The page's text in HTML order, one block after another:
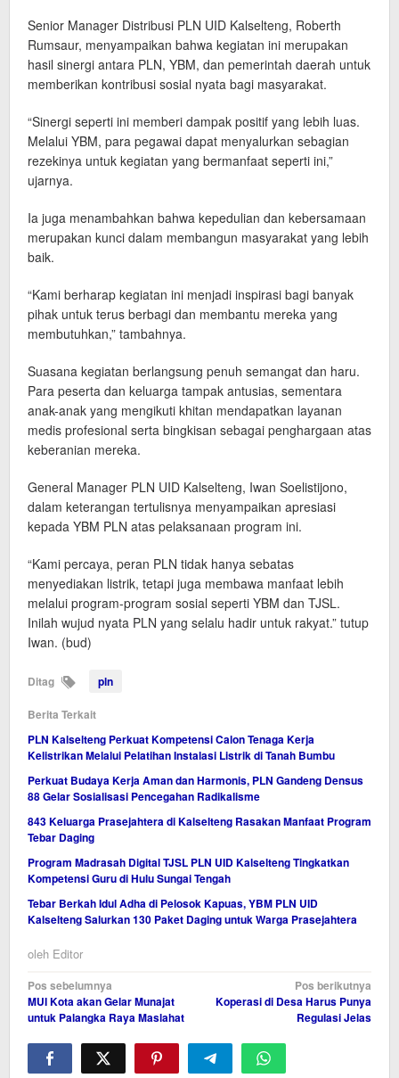
Senior Manager Distribusi PLN UID Kalselteng, Roberth
Rumsaur, menyampaikan bahwa kegiatan ini merupakan
hasil sinergi antara PLN, YBM, dan pemerintah daerah untuk
memberikan kontribusi sosial nyata bagi masyarakat.
“Sinergi seperti ini memberi dampak positif yang lebih luas.
Melalui YBM, para pegawai dapat menyalurkan sebagian
rezekinya untuk kegiatan yang bermanfaat seperti ini,”
ujarnya.
Ia juga menambahkan bahwa kepedulian dan kebersamaan
merupakan kunci dalam membangun masyarakat yang lebih
baik.
“Kami berharap kegiatan ini menjadi inspirasi bagi banyak
pihak untuk terus berbagi dan membantu mereka yang
membutuhkan,” tambahnya.
Suasana kegiatan berlangsung penuh semangat dan haru.
Para peserta dan keluarga tampak antusias, sementara
anak-anak yang mengikuti khitan mendapatkan layanan
medis profesional serta bingkisan sebagai penghargaan atas
keberanian mereka.
General Manager PLN UID Kalselteng, Iwan Soelistijono,
dalam keterangan tertulisnya menyampaikan apresiasi
kepada YBM PLN atas pelaksanaan program ini.
“Kami percaya, peran PLN tidak hanya sebatas
menyediakan listrik, tetapi juga membawa manfaat lebih
melalui program-program sosial seperti YBM dan TJSL.
Inilah wujud nyata PLN yang selalu hadir untuk rakyat.” tutup
Iwan. (bud)
Ditag pln
Berita Terkait
PLN Kalselteng Perkuat Kompetensi Calon Tenaga Kerja
Kelistrikan Melalui Pelatihan Instalasi Listrik di Tanah Bumbu
Perkuat Budaya Kerja Aman dan Harmonis, PLN Gandeng Densus
88 Gelar Sosialisasi Pencegahan Radikalisme
843 Keluarga Prasejahtera di Kalselteng Rasakan Manfaat Program
Tebar Daging
Program Madrasah Digital TJSL PLN UID Kalselteng Tingkatkan
Kompetensi Guru di Hulu Sungai Tengah
Tebar Berkah Idul Adha di Pelosok Kapuas, YBM PLN UID
Kalselteng Salurkan 130 Paket Daging untuk Warga Prasejahtera
oleh Editor
Navigasi
pos
Pos sebelumnya
MUI Kota akan Gelar Munajat
untuk Palangka Raya Maslahat
Pos berikutnya
Koperasi di Desa Harus Punya
Regulasi Jelas